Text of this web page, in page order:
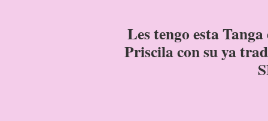
Les tengo esta
Priscila con su ya